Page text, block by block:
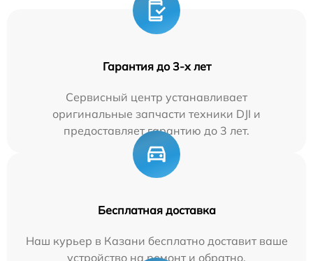
Гарантия до 3-х лет
Сервисный центр устанавливает
оригинальные запчасти техники DJI и
предоставляет гарантию до 3 лет.
Бесплатная доставка
Наш курьер в Казани бесплатно доставит ваше
устройство на ремонт и обратно.